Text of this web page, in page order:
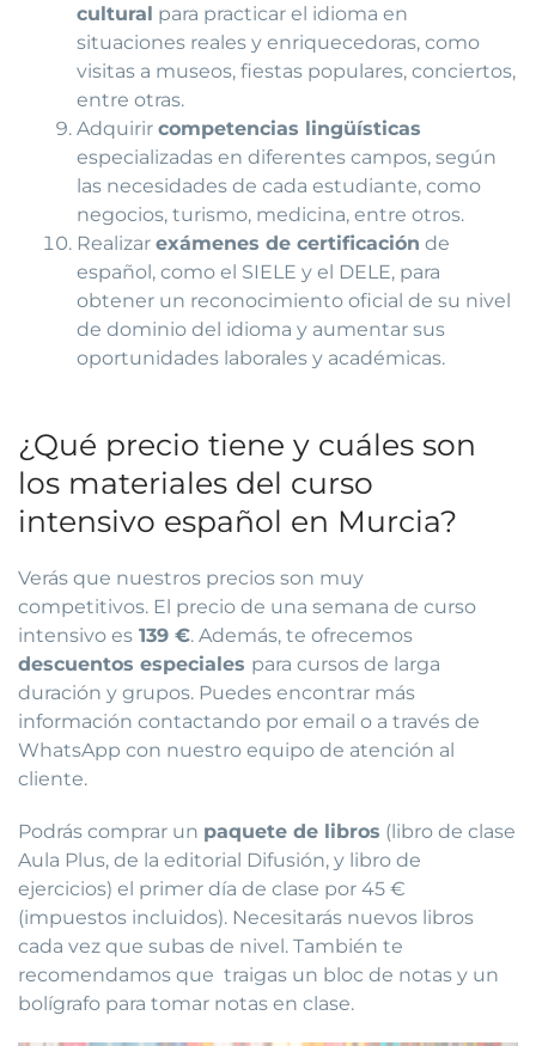
cultural para practicar el idioma en
situaciones reales y enriquecedoras, como
visitas a museos, fiestas populares, conciertos,
entre otras.
Adquirircompetencias lingüísticas
especializadas en diferentes campos, según
las necesidades de cada estudiante, como
negocios, turismo, medicina, entre otros.
Realizarexámenes de certificación de
español, como el SIELE y el DELE, para
obtener un reconocimiento oficial de su nivel
de dominio del idioma y aumentar sus
oportunidades laborales y académicas.
¿Qué precio tiene y cuáles son
los materiales del curso
intensivo español en Murcia?
Verás que nuestros precios son muy
competitivos. El precio de una semana de curso
intensivo es 139 €. Además, te ofrecemos
descuentos especiales para cursos de larga
duración y grupos. Puedes encontrar más
información contactando por email o a través de
WhatsApp con nuestro equipo de atención al
cliente.
Podrás comprar un paquete de libros (libro de clase
Aula Plus, de la editorial Difusión, y libro de
ejercicios) el primer día de clase por 45 €
(impuestos incluidos). Necesitarás nuevos libros
cada vez que subas de nivel. También te
recomendamos que traigas un bloc de notas y un
bolígrafo para tomar notas en clase.